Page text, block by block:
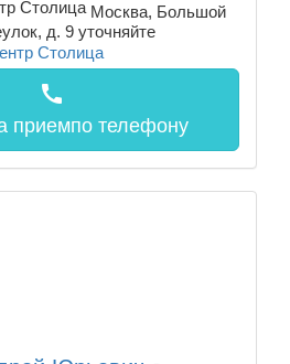
Столица Москва, Большой
д. 9 уточняйте
call
приемпо телефону